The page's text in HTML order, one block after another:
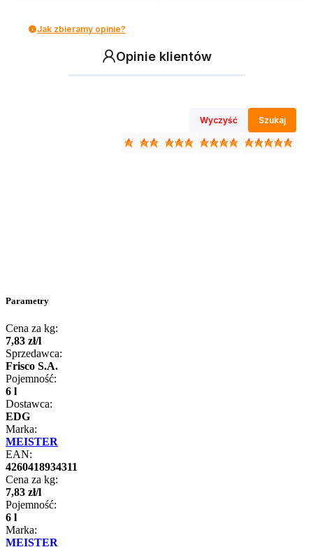
Jak zbieramy opinie?
Opinie klientów
Wyczyść Szukaj
Parametry
Cena za kg:
7,83 zł/l
Sprzedawca:
Frisco S.A.
Pojemność:
6 l
Dostawca:
EDG
Marka:
MEISTER
EAN:
4260418934311
Cena za kg:
7,83 zł/l
Pojemność:
6 l
Marka:
MEISTER